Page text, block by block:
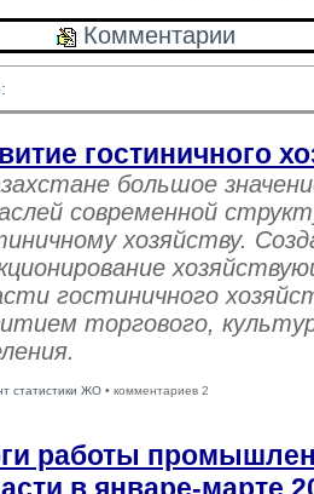
Комментарии
гостиничного
большое
современной
хозяйству.
гостиничного
торгового,
статистики ЖО • комментариев 2
работы